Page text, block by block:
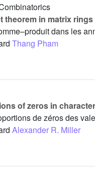
theorem in matrix
dans les
Thang Pham
of zeros in
de zéros des
Alexander R. Miller